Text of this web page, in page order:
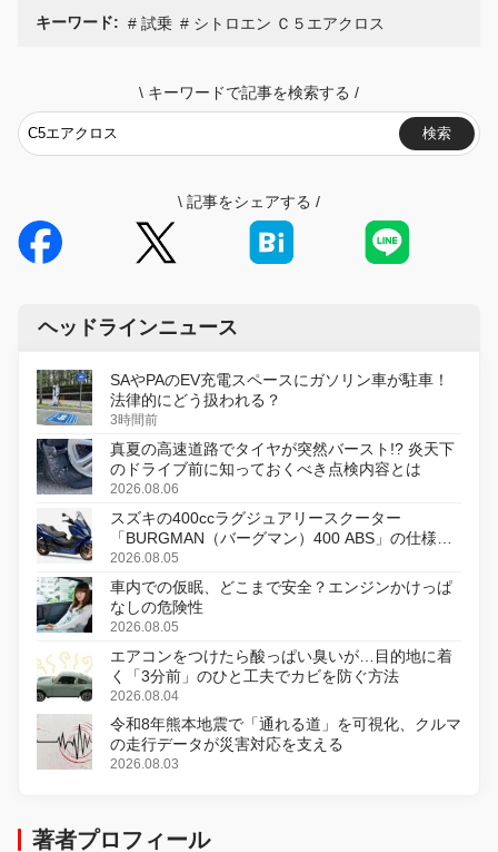
キーワード: 試乗 シトロエン Ｃ５エアクロス
\ キーワードで記事を検索する /
検索
\ 記事をシェアする /
ヘッドラインニュース
SAやPAのEV充電スペースにガソリン車が駐車！
法律的にどう扱われる？
3時間前
真夏の高速道路でタイヤが突然バースト!? 炎天下
のドライブ前に知っておくべき点検内容とは
2026.08.06
スズキの400ccラグジュアリースクーター
「BURGMAN（バーグマン）400 ABS」の仕様を
変更し、8月18日に発売
2026.08.05
車内での仮眠、どこまで安全？エンジンかけっぱ
なしの危険性
2026.08.05
エアコンをつけたら酸っぱい臭いが…目的地に着
く「3分前」のひと工夫でカビを防ぐ方法
2026.08.04
令和8年熊本地震で「通れる道」を可視化、クルマ
の走行データが災害対応を支える
2026.08.03
著者プロフィール